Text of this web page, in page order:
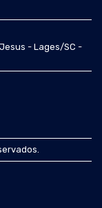
Jesus - Lages/SC -